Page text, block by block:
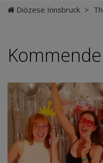
Diözese Innsbruck >